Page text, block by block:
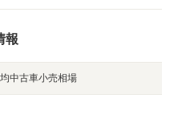
報
中古車小売相場